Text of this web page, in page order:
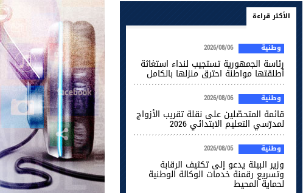
الأكثر قراءة
وطنية 2026/08/06
رئاسة الجمهورية تستجيب لنداء استغاثة
أطلقتها مواطنة احترق منزلها بالكامل
وطنية 2026/08/06
قائمة المتحصّلين على نقلة تقريب الأزواج
لمدرّسي التعليم الابتدائي 2026
وطنية 2026/08/05
وزير البيئة يدعو إلى تكثيف الرقابة
وتسريع رقمنة خدمات الوكالة الوطنية
لحماية المحيط